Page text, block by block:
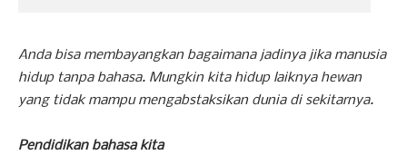
Anda bisa membayangkan bagaimana jadinya jika manusia
hidup tanpa bahasa. Mungkin kita hidup laiknya hewan
yang tidak mampu mengabstaksikan dunia di sekitarnya.
Pendidikan bahasa kita